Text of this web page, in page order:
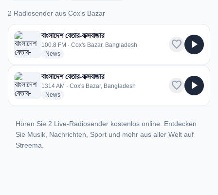
2 Radiosender aus Cox's Bazar
2 Radiosender aus Cox's Bazar
বাংলাদেশ বেতার-কক্সবাজার
100.8 FM · Cox's Bazar, Bangladesh
Newsradio stations
favorite play_arrow
বাংলাদেশ বেতার-কক্সবাজার
1314 AM · Cox's Bazar, Bangladesh
Newsradio stations
favorite play_arrow
Hören Sie 2 Live-Radiosender kostenlos online. Entdecken
Sie Musik, Nachrichten, Sport und mehr aus aller Welt auf
Streema.